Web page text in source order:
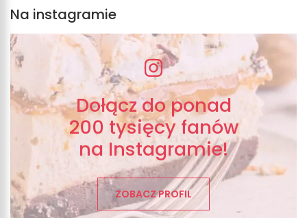
Na instagramie
Dołącz do ponad
200 tysięcy fanów
na Instagramie!
ZOBACZ PROFIL